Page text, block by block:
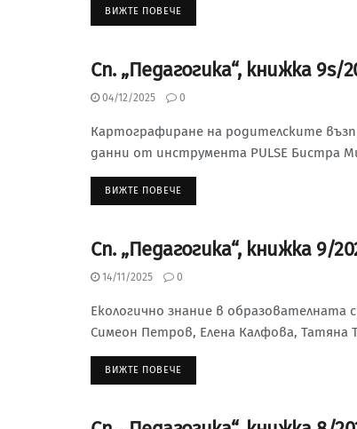
ВИЖТЕ ПОВЕЧЕ
СЪДЪРЖАНИЕ НА СП. “ПЕДАГОГИКА”, 2025 Г.
Сп. „Педагогика“, книжка 9s/
04/12/2025 0
Картографиране на родителските
данни от инструмента PULSE Бистра
ВИЖТЕ ПОВЕЧЕ
СЪДЪРЖАНИЕ НА СП. “ПЕДАГОГИКА”, 2025 Г.
Сп. „Педагогика“, книжка 9/
14/11/2025 0
Екологично знание в
Симеон Петров, Елена Калфова, Татяна
ВИЖТЕ ПОВЕЧЕ